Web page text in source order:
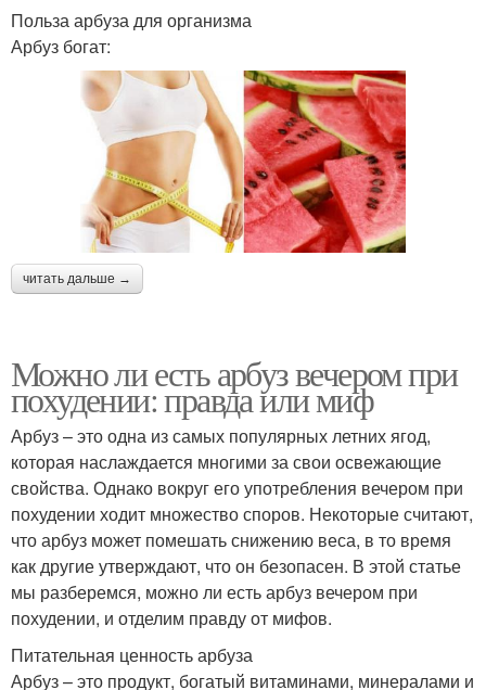
Польза арбуза для организма
Арбуз богат:
читать дальше →
Можно ли есть арбуз вечером при
похудении: правда или миф
Арбуз – это одна из самых популярных летних ягод,
которая наслаждается многими за свои освежающие
свойства. Однако вокруг его употребления вечером при
похудении ходит множество споров. Некоторые считают,
что арбуз может помешать снижению веса, в то время
как другие утверждают, что он безопасен. В этой статье
мы разберемся, можно ли есть арбуз вечером при
похудении, и отделим правду от мифов.
Питательная ценность арбуза
Арбуз – это продукт, богатый витаминами, минералами и